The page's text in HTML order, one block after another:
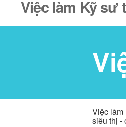
Việc làm Kỹ
Việc làm
siêu thị -